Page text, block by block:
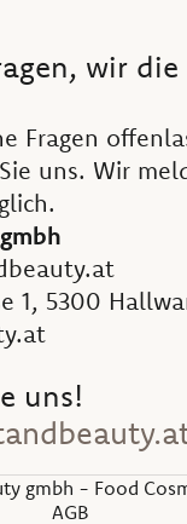
wir die
Fragen
uns. Wir
1, 5300
uns!
gmbh - Food
AGB